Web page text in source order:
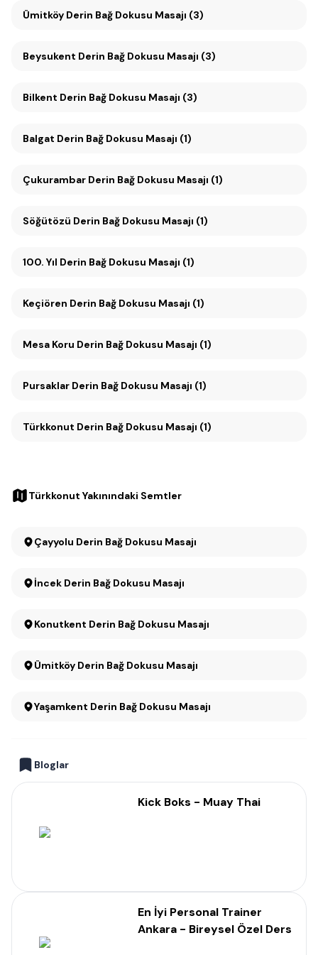
Ümitköy Derin Bağ Dokusu Masajı (3)
Beysukent Derin Bağ Dokusu Masajı (3)
Bilkent Derin Bağ Dokusu Masajı (3)
Balgat Derin Bağ Dokusu Masajı (1)
Çukurambar Derin Bağ Dokusu Masajı (1)
Söğütözü Derin Bağ Dokusu Masajı (1)
100. Yıl Derin Bağ Dokusu Masajı (1)
Keçiören Derin Bağ Dokusu Masajı (1)
Mesa Koru Derin Bağ Dokusu Masajı (1)
Pursaklar Derin Bağ Dokusu Masajı (1)
Türkkonut Derin Bağ Dokusu Masajı (1)
Türkkonut Yakınındaki Semtler
Çayyolu Derin Bağ Dokusu Masajı
İncek Derin Bağ Dokusu Masajı
Konutkent Derin Bağ Dokusu Masajı
Ümitköy Derin Bağ Dokusu Masajı
Yaşamkent Derin Bağ Dokusu Masajı
Bloglar
Kick Boks - Muay Thai
En İyi Personal Trainer
Ankara - Bireysel Özel Ders